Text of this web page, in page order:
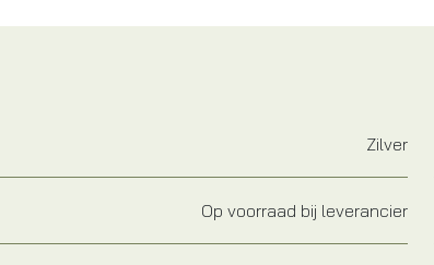
Zilver
Op voorraad bij leverancier